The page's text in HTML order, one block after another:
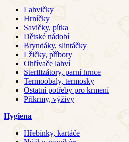
Lahvičky
Hrníčky
Savičky, pítka
Dětské nádobí
Bryndáky, slintáčky
Lžičky, příbory
Ohřívače lahví
Sterilizátory, parní hrnce
Termoobaly, termosky
Ostatní potřeby pro krmení
Příkrmy, výživy
Hygiena
Hřebínky, kartáče